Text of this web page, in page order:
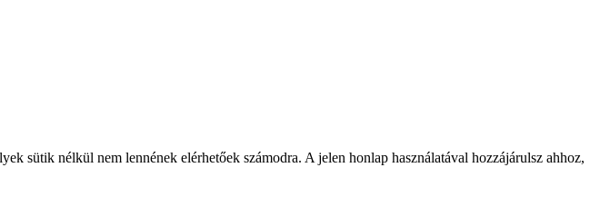
sütik nélkül nem lennének elérhetőek számodra. A jelen honlap használatával hozzájárulsz ahhoz,